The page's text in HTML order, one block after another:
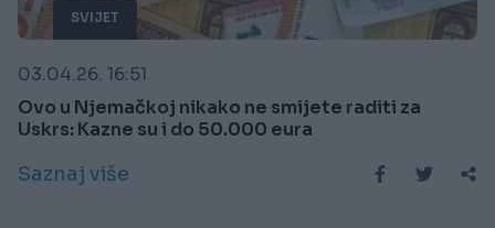
SVIJET
03.04.26. 16:51
Ovo u Njemačkoj nikako ne smijete raditi za
Uskrs: Kazne su i do 50.000 eura
Saznaj više